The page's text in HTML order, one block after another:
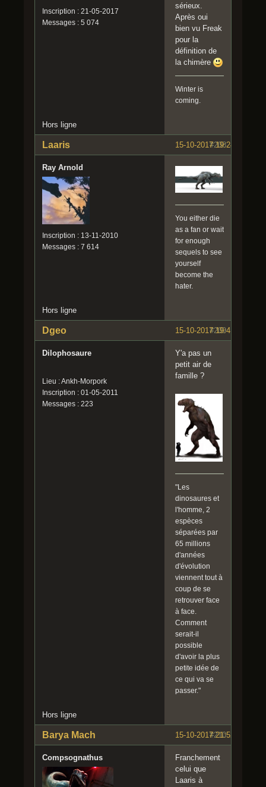
Inscription : 21-05-2017
Messages : 5 074
sérieux.
Après oui
bien vu Freak
pour la
définition de
la chimère
Winter is
coming.
Hors ligne
#208
15-10-2017 19:24:38
Laaris
Ray Arnold
Inscription : 13-11-2010
Messages : 7 614
You either die
as a fan or wait
for enough
sequels to see
yourself
become the
hater.
Hors ligne
#209
15-10-2017 19:41:03
Dgeo
Dilophosaure
Lieu : Ankh-Morpork
Inscription : 01-05-2011
Messages : 223
Y'a pas un
petit air de
famille ?
"Les
dinosaures et
l'homme, 2
espèces
séparées par
65 millions
d'années
d'évolution
viennent tout à
coup de se
retrouver face
à face.
Comment
serait-il
possible
d'avoir la plus
petite idée de
ce qui va se
passer."
Hors ligne
#210
15-10-2017 21:52:05
Barya Mach
Compsognathus
Franchement
celui que
Laaris à